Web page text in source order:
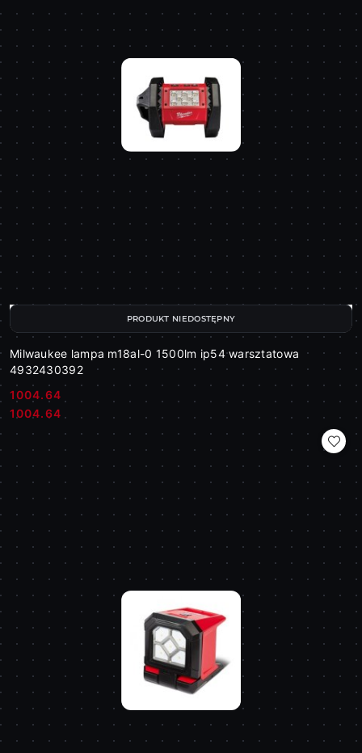
Milwaukee lampa m18al-0 1500lm ip54 warsztatowa
4932430392
Cena:
1004.64
Cena:
1004.64
PRODUKT NIEDOSTĘPNY